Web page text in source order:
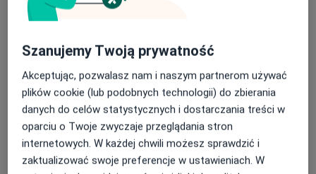
nowej klasyfikacji ICD-11?
X – XI 2021 Zaburzenia obsesyjno-kompulsyjne (OCD) i
zaburzenia z nimi związane w paradygmacie
poznawczo-behawioralnym
IV 2021 Poznawczo-behawioralna terapia zaburzeń
osobowości borderline według A. Freemana
II 2021 Terapia poznawczo-behawioralna i
Psychoterapia grupowa
Psychoterapia rodzinna
Szczegóły
+ 2 usługi
W jaki sposób ustalane są ceny?
Szanujemy Twoją prywatność
Akceptując, pozwalasz nam i naszym partnerom używać
plików cookie (lub podobnych technologii) do zbierania
danych do celów statystycznych i dostarczania treści w
oparciu o Twoje zwyczaje przeglądania stron
internetowych. W każdej chwili możesz sprawdzić i
zaktualizować swoje preferencje w ustawieniach. W